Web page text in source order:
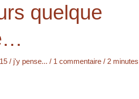
quelque
/ j'y pense... / 1 commentaire / 2 minutes